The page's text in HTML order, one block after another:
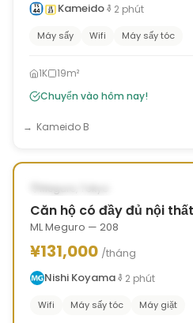
Kameido
2 phút
Máy sấy Wifi Máy sấy tóc
1K
19m²
Chuyển vào hôm nay!
Kameido B
CÓ SẴN NGAY
‹
Meguro, Tokyo
Căn hộ có đầy đủ nội
ML Meguro — 208
¥131,000 /tháng
Nishi Koyama
2 phút
Wifi Máy sấy tóc Máy giặt